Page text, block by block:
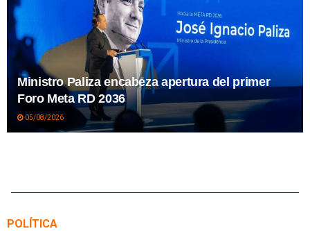
Ministro Paliza encabeza apertura del primer
Foro Meta RD 2036
05/08/2026
POLÍTICA